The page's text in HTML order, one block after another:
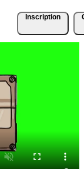
Inscription